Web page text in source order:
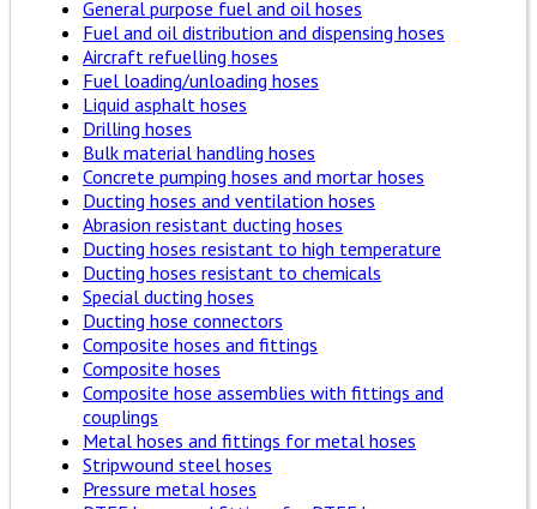
General purpose fuel and oil hoses
Fuel and oil distribution and dispensing hoses
Aircraft refuelling hoses
Fuel loading/unloading hoses
Liquid asphalt hoses
Drilling hoses
Bulk material handling hoses
Concrete pumping hoses and mortar hoses
Ducting hoses and ventilation hoses
Abrasion resistant ducting hoses
Ducting hoses resistant to high temperature
Ducting hoses resistant to chemicals
Special ducting hoses
Ducting hose connectors
Composite hoses and fittings
Composite hoses
Composite hose assemblies with fittings and
couplings
Metal hoses and fittings for metal hoses
Stripwound steel hoses
Pressure metal hoses